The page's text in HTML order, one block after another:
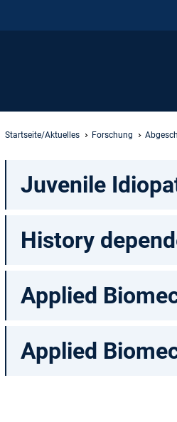
Startseite/Aktuelles Forschung
Juvenile
History
Applied
Applied